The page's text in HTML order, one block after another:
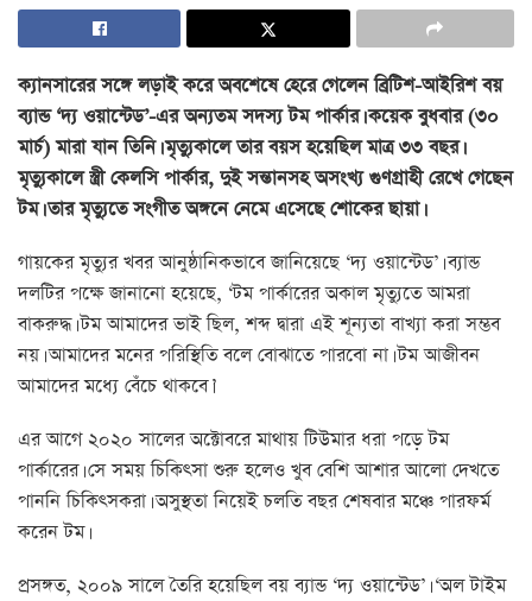
ক্যানসারের সঙ্গে লড়াই করে অবশেষে হেরে গেলেন ব্রিটিশ-আইরিশ বয়
ব্যান্ড ‘দ্য ওয়ান্টেড’-এর অন্যতম সদস্য টম পার্কার। কয়েক বুধবার (৩০
মার্চ) মারা যান তিনি। মৃত্যুকালে তার বয়স হয়েছিল মাত্র ৩৩ বছর।
মৃত্যুকালে স্ত্রী কেলসি পার্কার, দুই সন্তানসহ অসংখ্য গুণগ্রাহী রেখে গেছেন
টম। তার মৃত্যুতে সংগীত অঙ্গনে নেমে এসেছে শোকের ছায়া।
গায়কের মৃত্যুর খবর আনুষ্ঠানিকভাবে জানিয়েছে ‘দ্য ওয়ান্টেড’। ব্যান্ড
দলটির পক্ষে জানানো হয়েছে, ‘টম পার্কারের অকাল মৃত্যুতে আমরা
বাকরুদ্ধ। টম আমাদের ভাই ছিল, শব্দ দ্বারা এই শূন্যতা বাখ্যা করা সম্ভব
নয়। আমাদের মনের পরিস্থিতি বলে বোঝাতে পারবো না। টম আজীবন
আমাদের মধ্যে বেঁচে থাকবে।’
এর আগে ২০২০ সালের অক্টোবরে মাথায় টিউমার ধরা পড়ে টম
পার্কারের। সে সময় চিকিৎসা শুরু হলেও খুব বেশি আশার আলো দেখতে
পাননি চিকিৎসকরা। অসুস্থতা নিয়েই চলতি বছর শেষবার মঞ্চে পারফর্ম
করেন টম।
প্রসঙ্গত, ২০০৯ সালে তৈরি হয়েছিল বয় ব্যান্ড ‘দ্য ওয়ান্টেড’। ‘অল টাইম